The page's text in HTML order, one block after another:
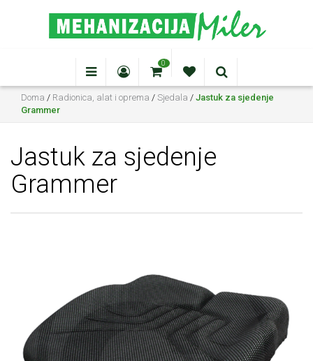
0
Doma / Radionica, alat i oprema / Sjedala / Jastuk za sjedenje
Grammer
Jastuk za sjedenje
Grammer